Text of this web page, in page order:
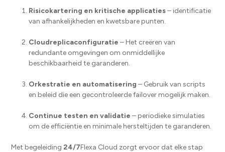
Risicokartering en kritische applicaties– identificatie
van afhankelijkheden en kwetsbare punten.
Cloudreplicaconfiguratie – Het creëren van
redundante omgevingen om onmiddellijke
beschikbaarheid te garanderen.
Orkestratie en automatisering – Gebruik van scripts
en beleid die een gecontroleerde failover mogelijk maken.
Continue testen en validatie – periodieke simulaties
om de efficiëntie en minimale hersteltijden te garanderen.
Met begeleiding24/7Flexa Cloud zorgt ervoor dat elke stap